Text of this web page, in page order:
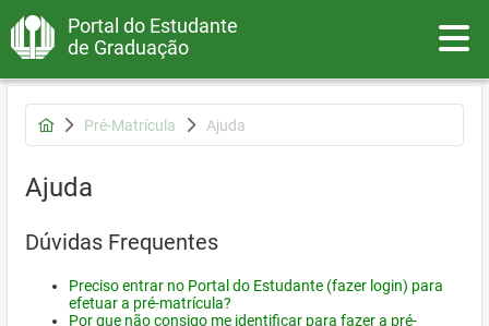
Portal do Estudante
de Graduação
Pré-Matrícula Ajuda
Ajuda
Dúvidas Frequentes
Preciso entrar no Portal do Estudante (fazer login) para
efetuar a pré-matrícula?
Por que não consigo me identificar para fazer a pré-